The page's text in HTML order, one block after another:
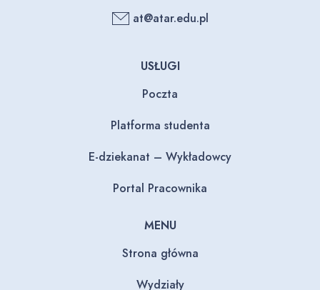
at@atar.edu.pl
USŁUGI
Poczta
Platforma studenta
E-dziekanat – Wykładowcy
Portal Pracownika
MENU
Strona główna
Wydziały